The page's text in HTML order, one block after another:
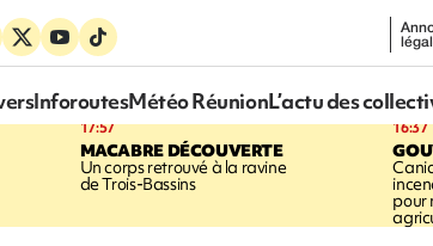
InforoutesMétéo RéunionL’actu des
17:57
MACABRE DÉCOUVERTE
Un corps retrouvé à la ravine
de Trois-Bassins
16:37
pour